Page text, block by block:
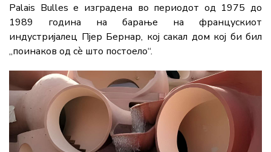
Palais Bulles е изградена во периодот од 1975 до
1989 година на барање на францускиот
индустријалец Пјер Бернар, кој сакал дом кој би бил
„поинаков од сè што постоело“.